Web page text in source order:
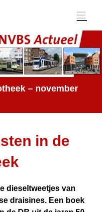
– november
in de
dieseltweetjes van
draisines. Een boek